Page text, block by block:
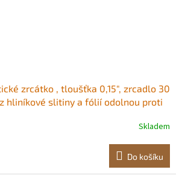
zrcátko , tloušťka 0,15", zrcadlo 30
hliníkové slitiny a fólií odolnou proti
do koupelny/ložnice/obývacího pokoje
Skladem
Do košíku